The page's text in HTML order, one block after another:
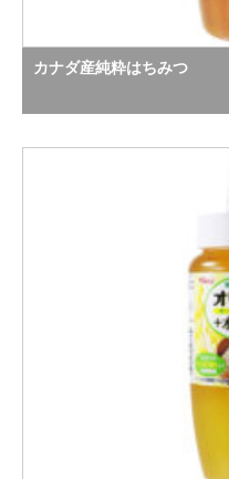
カナダ産純粋はちみつ